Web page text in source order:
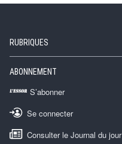
RUBRIQUES
ABONNEMENT
S’abonner
Se connecter
Consulter le Journal du jour